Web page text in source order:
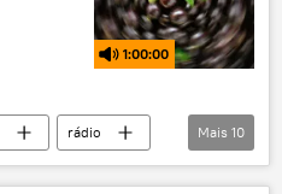
1:00:00
rádio
jovens
Mais 10